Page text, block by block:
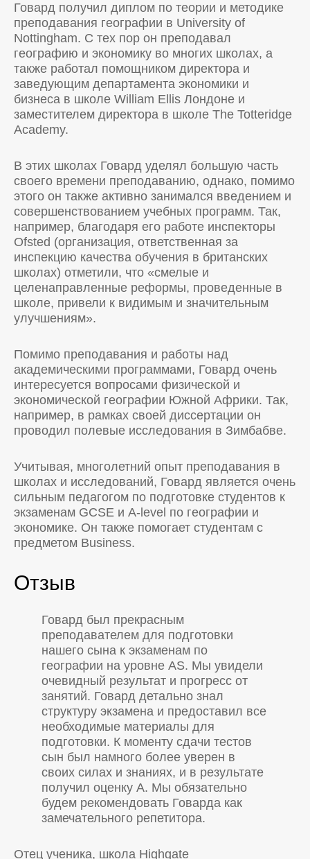
Говард получил диплом по теории и методике
преподавания географии в University of
Nottingham. С тех пор он преподавал
географию и экономику во многих школах, а
также работал помощником директора и
заведующим департамента экономики и
бизнеса в школе William Ellis Лондоне и
заместителем директора в школе The Totteridge
Academy.
В этих школах Говард уделял большую часть
своего времени преподаванию, однако, помимо
этого он также активно занимался введением и
совершенствованием учебных программ. Так,
например, благодаря его работе инспекторы
Ofsted (организация, ответственная за
инспекцию качества обучения в британских
школах) отметили, что «смелые и
целенаправленные реформы, проведенные в
школе, привели к видимым и значительным
улучшениям».
Помимо преподавания и работы над
академическими программами, Говард очень
интересуется вопросами физической и
экономической географии Южной Африки. Так,
например, в рамках своей диссертации он
проводил полевые исследования в Зимбабве.
Учитывая, многолетний опыт преподавания в
школах и исследований, Говард является очень
сильным педагогом по подготовке студентов к
экзаменам GCSE и A-level по географии и
экономике. Он также помогает студентам с
предметом Business.
Отзыв
Говард был прекрасным
преподавателем для подготовки
нашего сына к экзаменам по
географии на уровне AS. Мы увидели
очевидный результат и прогресс от
занятий. Говард детально знал
структуру экзамена и предоставил все
необходимые материалы для
подготовки. К моменту сдачи тестов
сын был намного более уверен в
своих силах и знаниях, и в результате
получил оценку А. Мы обязательно
будем рекомендовать Говарда как
замечательного репетитора.
Отец ученика, школа Highgate